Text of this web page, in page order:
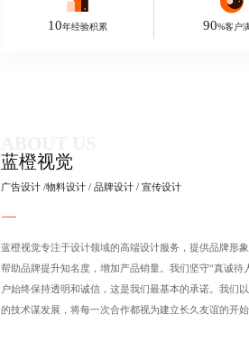
10年经验积累 90%客户
蓝橙视觉
广告设计/物料设计/ 品牌设计/ 宣传设计
蓝橙视觉专注于设计领域的高端设计服务，提供品牌形
帮助品牌提升知名度，增加产品销量。我们坚守“真诚待
户始终保持透明和诚信，这是我们最基本的承诺。我们
的技术谋发展，将每一次合作都视为建立长久友谊的开